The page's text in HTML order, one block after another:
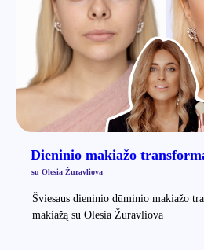
Dieninio makiažo
su Olesia Žuravliova
Šviesaus dieninio dūminio makiažo
makiažą su Olesia Žuravliova